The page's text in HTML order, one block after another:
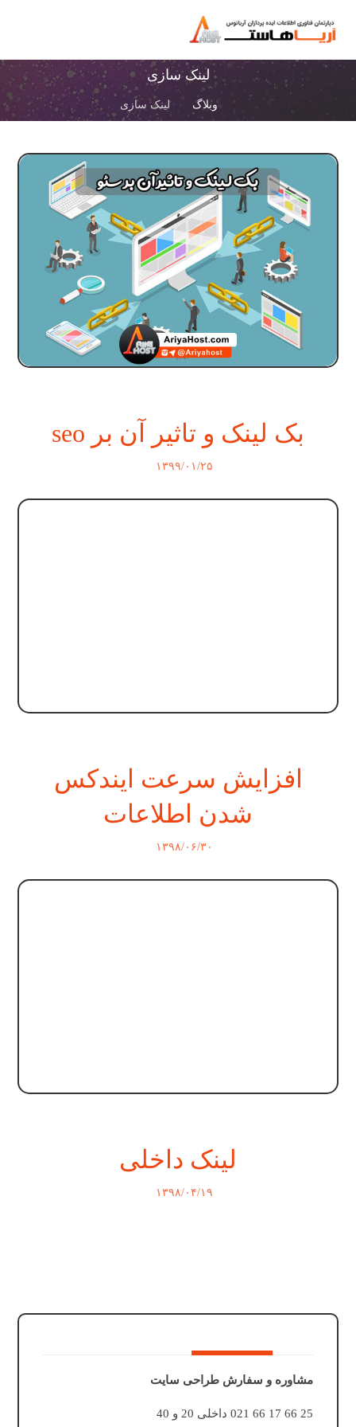
لینک سازی
وبلاگ لینک سازی
بک لینک و تاثیر آن بر seo
۱۳۹۹/۰۱/۲۵
افزایش سرعت ایندکس
شدن اطلاعات
۱۳۹۸/۰۶/۳۰
لینک داخلی
۱۳۹۸/۰۴/۱۹
مشاوره و سفارش طراحی سایت
25 66 17 66 021 داخلی 20 و 40